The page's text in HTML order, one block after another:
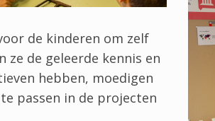
de kinderen om zelf
de geleerde kennis en
hebben, moedigen
passen in de projecten